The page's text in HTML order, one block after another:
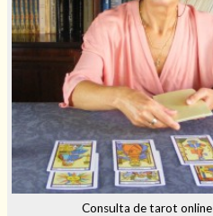
Consulta de tarot online